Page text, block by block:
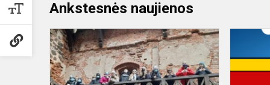
Ankstesnės naujienos
5a
Trakų
salos
pilyje